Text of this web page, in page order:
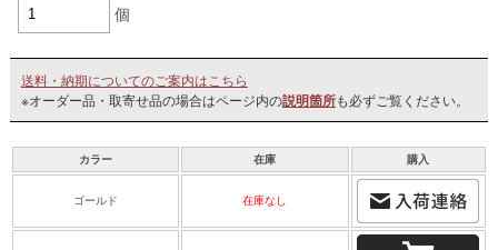
個
送料・納期についてのご案内はこちら
※オーダー品・取寄せ品の場合はページ内の説明箇所も必ずご覧ください。
カラー 在庫 購入
ゴールド 在庫なし